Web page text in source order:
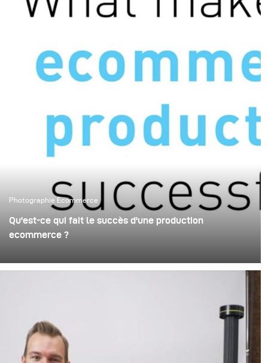
Photographie Ecommerce
Qu'est-ce qui fait le succès d'une production
ecommerce ?
l'éclairage a un impact majeur sur vos images finales et,
constance de la lumière et qualité de l'image.